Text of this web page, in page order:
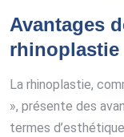
Avantages
rhinoplastie
La rhinoplastie,
», présente des
termes